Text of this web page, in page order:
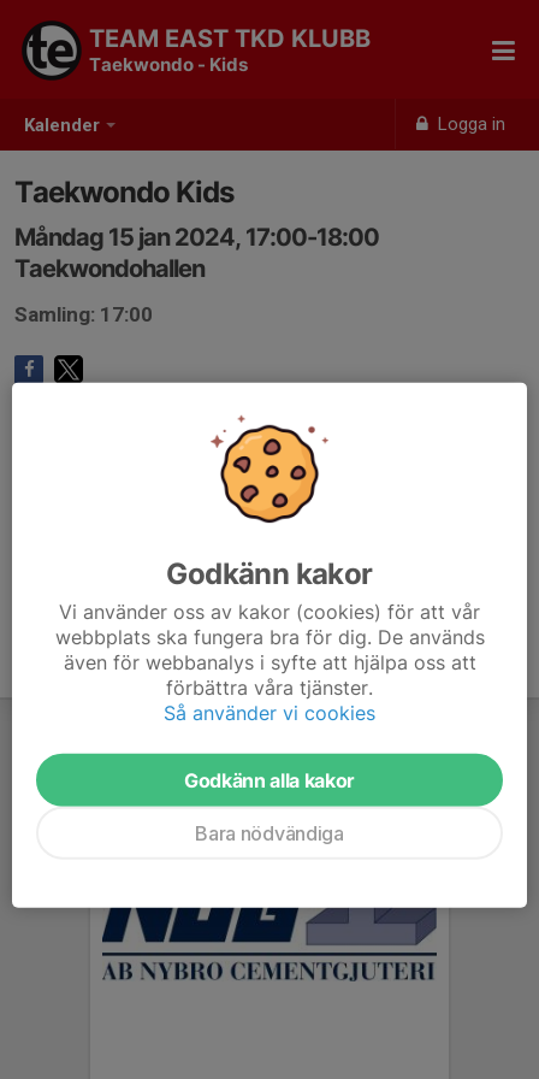
Kalender Logga in
TEAM EAST TKD KLUBB
Taekwondo - Kids
Taekwondo Kids
Måndag 15 jan 2024, 17:00-18:00
Taekwondohallen
Samling: 17:00
Godkänn kakor
Vi använder oss av kakor (cookies) för att vår
webbplats ska fungera bra för dig. De används
även för webbanalys i syfte att hjälpa oss att
förbättra våra tjänster.
Så använder vi cookies
Godkänn alla kakor
Bara nödvändiga